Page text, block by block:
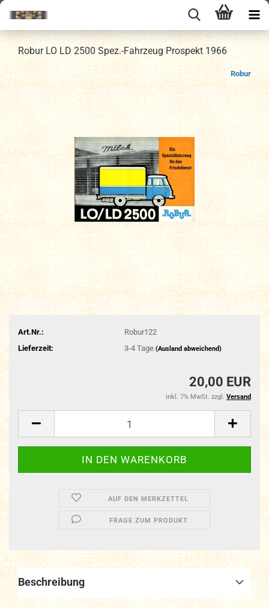
Robur LO LD 2500 Spez.-Fahrzeug Prospekt 1966
Robur
Art.Nr.:
Robur122
Lieferzeit:
3-4 Tage (Ausland abweichend)
20,00 EUR
inkl. 7% MwSt. zzgl. Versand
AUF DEN MERKZETTEL
FRAGE ZUM PRODUKT
Beschreibung